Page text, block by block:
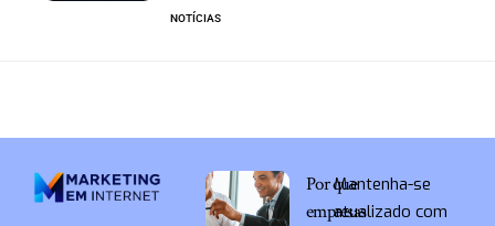
NOTÍCIAS
Por que
empresas
Mantenha-se
atualizado com